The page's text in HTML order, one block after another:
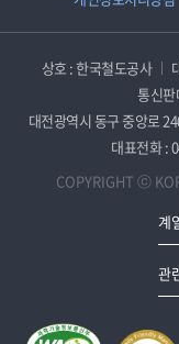
상호 : 한국철도공사
통신
대전광역시 동구 중앙로
대표전화 :
COPYRIGHT ⓒ
계
관